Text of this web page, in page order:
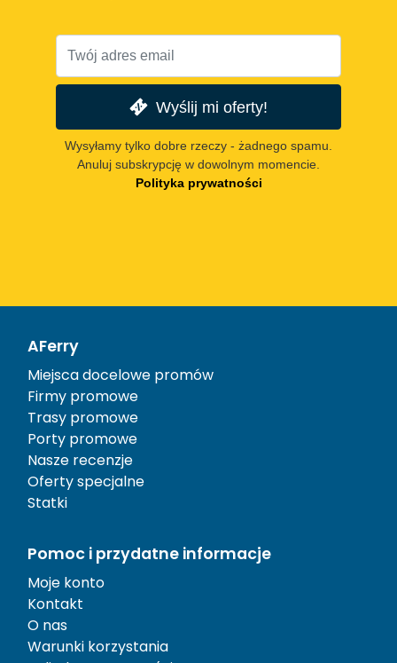
Wyślij mi oferty!
Wysyłamy tylko dobre rzeczy - żadnego spamu.
Anuluj subskrypcję w dowolnym momencie.
Polityka prywatności
AFerry
Miejsca docelowe promów
Firmy promowe
Trasy promowe
Porty promowe
Nasze recenzje
Oferty specjalne
Statki
Pomoc i przydatne informacje
Moje konto
Kontakt
O nas
Warunki korzystania